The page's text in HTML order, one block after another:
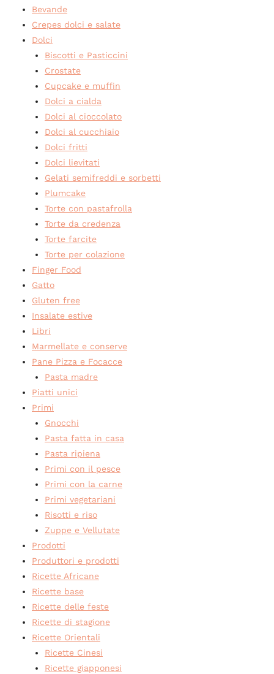
Bevande
Crepes dolci e salate
Dolci
Biscotti e Pasticcini
Crostate
Cupcake e muffin
Dolci a cialda
Dolci al cioccolato
Dolci al cucchiaio
Dolci fritti
Dolci lievitati
Gelati semifreddi e sorbetti
Plumcake
Torte con pastafrolla
Torte da credenza
Torte farcite
Torte per colazione
Finger Food
Gatto
Gluten free
Insalate estive
Libri
Marmellate e conserve
Pane Pizza e Focacce
Pasta madre
Piatti unici
Primi
Gnocchi
Pasta fatta in casa
Pasta ripiena
Primi con il pesce
Primi con la carne
Primi vegetariani
Risotti e riso
Zuppe e Vellutate
Prodotti
Produttori e prodotti
Ricette Africane
Ricette base
Ricette delle feste
Ricette di stagione
Ricette Orientali
Ricette Cinesi
Ricette giapponesi